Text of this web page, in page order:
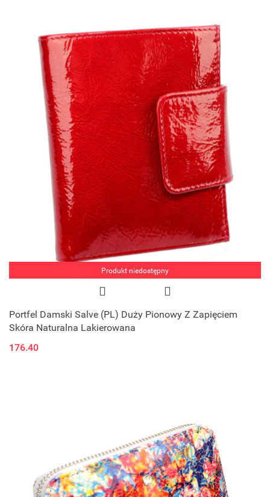
Produkt niedostępny
Portfel Damski Salve (PL) Duży Pionowy Z Zapięciem
Skóra Naturalna Lakierowana
176.40